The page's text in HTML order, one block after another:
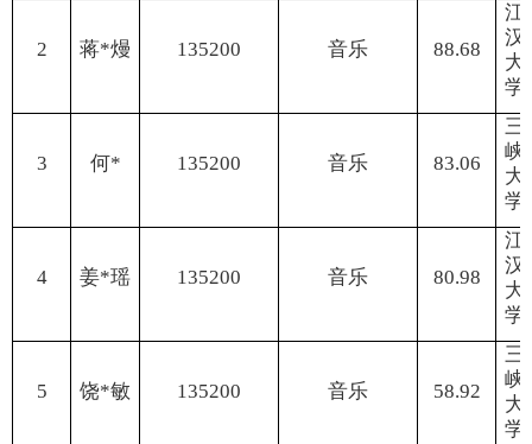
2 蒋*熳 135200 音乐 88.68
江
汉
大
学
3 何* 135200 音乐 83.06
三
峡
大
学
4 姜*瑶 135200 音乐 80.98
江
汉
大
学
5 饶*敏 135200 音乐 58.92
三
峡
大
学